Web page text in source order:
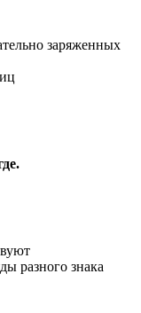
заряженных
разного знака